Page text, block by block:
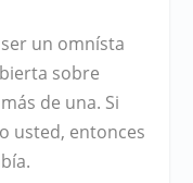
un omnísta
sobre
de una. Si
usted, entonces